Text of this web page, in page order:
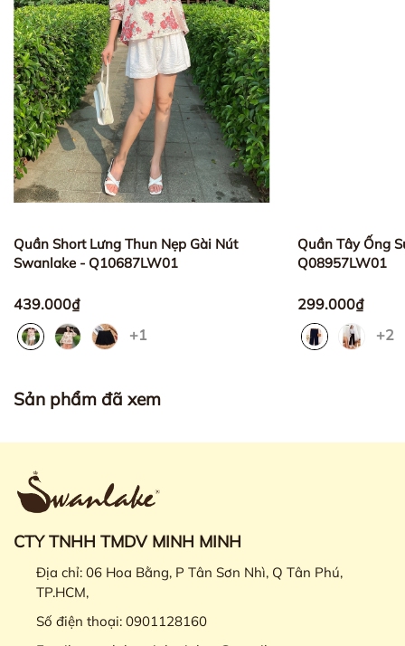
Quần Short Lưng Thun Nẹp Gài Nút
Swanlake - Q10687LW01
439.000₫
+1
Quần Tây Ống
Q08957LW01
299.000₫
+2
Sản phẩm đã xem
CTY TNHH TMDV MINH MINH
Địa chỉ: 06 Hoa Bằng, P Tân Sơn Nhì, Q Tân Phú,
TP.HCM,
Số điện thoại: 0901128160